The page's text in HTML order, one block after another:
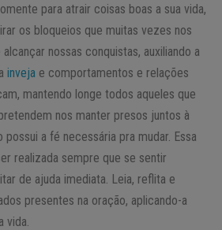
para atrair coisas boas a sua vida,
os bloqueios que muitas vezes nos
nossas conquistas, auxiliando a
inveja e comportamentos e relações
mantendo longe todos aqueles que
nos manter presos juntos à
a fé necessária pra mudar. Essa
realizada sempre que se sentir
de ajuda imediata. Leia, reflita e
presentes na oração, aplicando-a
vida.